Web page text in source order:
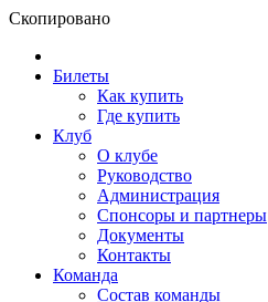
Скопировано
Билеты
Как купить
Где купить
Клуб
О клубе
Руководство
Администрация
Спонсоры и партнеры
Документы
Контакты
Команда
Состав команды